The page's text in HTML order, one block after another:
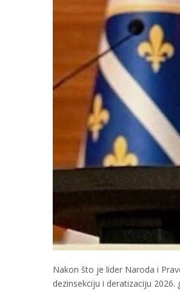
Nakon što je lider Naroda i
dezinsekciju i deratizaciju